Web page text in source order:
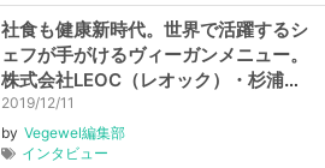
社食も健康新時代。世界で活躍するシ
ェフが手がけるヴィーガンメニュー。
株式会社LEOC（レオック）・杉浦仁
志シェフ
2019/12/11
by Vegewel編集部
インタビュー